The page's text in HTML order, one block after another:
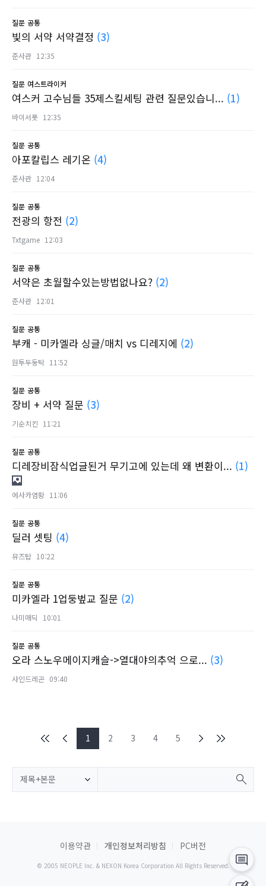
질문 공통
빛의 서약 서약결정 (3)
준사관 12:35
질문 여스트라이커
여스커 고수님들 35제스킬세팅 관련 질문있습니... (1)
바이서폿 12:35
질문 공통
아포칼립스 레기온 (4)
준사관 12:04
질문 공통
전광의 항전 (2)
Txtgame 12:03
질문 공통
서약은 초월할수있는방법없나요? (2)
준사관 12:01
질문 공통
부캐 - 미카엘라 싱글/매치 vs 디레지에 (2)
원투두둥탁 11:52
질문 공통
장비 + 서약 질문 (3)
기순치킨 11:21
질문 공통
디레장비잠식업글된거 무기고에 있는데 왜 변환이... (1)
에사카염황 11:06
질문 공통
딜러 셋팅 (4)
뮤즈탑 10:22
질문 공통
미카엘라 1업둥벞교 질문 (2)
나미매딕 10:01
질문 공통
오라 스노우메이지캐슬->열대야의추억 으로... (3)
샤인드레곤 09:40
1 2 3 4 5
제목+본문
이용약관 개인정보처리방침 PC버전
© 2005 NEOPLE Inc. & NEXON Korea Corporation All Rights Reserved.